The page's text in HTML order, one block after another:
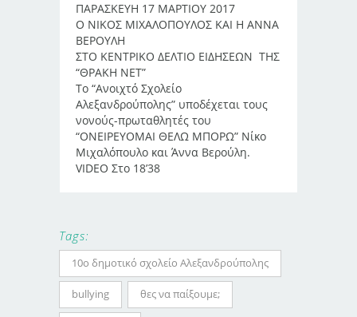
ΠΑΡΑΣΚΕΥΗ 17 ΜΑΡΤΙΟΥ 2017
Ο ΝΙΚΟΣ ΜΙΧΑΛΟΠΟΥΛΟΣ ΚΑΙ Η ΑΝΝΑ
ΒΕΡΟΥΛΗ
ΣΤΟ ΚΕΝΤΡΙΚΟ ΔΕΛΤΙΟ ΕΙΔΗΣΕΩΝ ΤΗΣ
“ΘΡΑΚΗ ΝΕΤ”
Το “Ανοιχτό Σχολείο
Αλεξανδρούπολης” υποδέχεται τους
νονούς-πρωταθλητές του
“ΟΝΕΙΡΕΥΟΜΑΙ ΘΕΛΩ ΜΠΟΡΩ” Νίκο
Μιχαλόπουλο και Άννα Βερούλη.
VIDEO Στο 18’38
Tags:
10ο δημοτικό σχολείο Αλεξανδρούπολης
bullying θες να παίξουμε;